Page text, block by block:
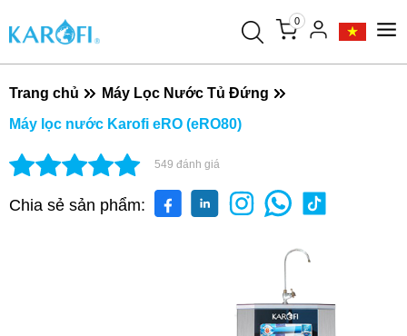
0
Trang chủ
Máy Lọc Nước Tủ Đứng
Máy lọc nước Karofi eRO (eRO80)
549 đánh giá
Chia sẻ sản phẩm: